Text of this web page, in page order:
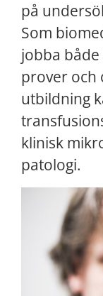
på
Som
jobba
prover och
utbildning
klinisk
patologi.